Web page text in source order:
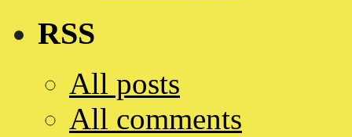
RSS
All posts
All comments